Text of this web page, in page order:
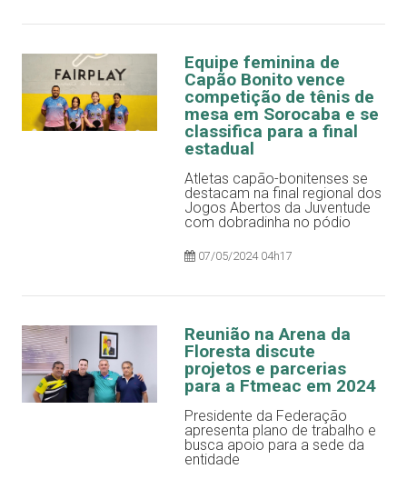
Equipe feminina de
Capão Bonito vence
competição de tênis de
mesa em Sorocaba e se
classifica para a final
estadual
Atletas capão-bonitenses se
destacam na final regional dos
Jogos Abertos da Juventude
com dobradinha no pódio
07/05/2024 04h17
Reunião na Arena da
Floresta discute
projetos e parcerias
para a Ftmeac em 2024
Presidente da Federação
apresenta plano de trabalho e
busca apoio para a sede da
entidade